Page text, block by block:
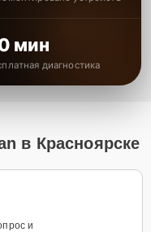
мин
диагностика
в Красноярске
и